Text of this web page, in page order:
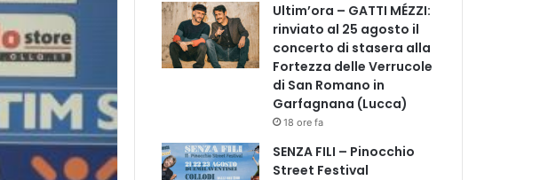
Ultim’ora – GATTI MÉZZI:
rinviato al 25 agosto il
concerto di stasera alla
Fortezza delle Verrucole
di San Romano in
Garfagnana (Lucca)
18 ore fa
SENZA FILI – Pinocchio
Street Festival